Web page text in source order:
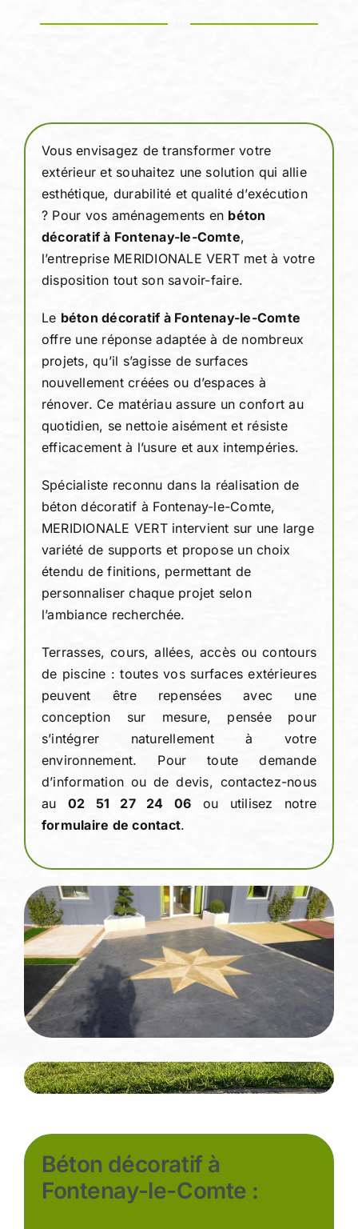
Vous envisagez de transformer votre
extérieur et souhaitez une solution qui allie
esthétique, durabilité et qualité d’exécution
? Pour vos aménagements en béton
décoratif à Fontenay-le-Comte,
l’entreprise MERIDIONALE VERT met à votre
disposition tout son savoir-faire.
Le béton décoratif à Fontenay-le-Comte
offre une réponse adaptée à de nombreux
projets, qu’il s’agisse de surfaces
nouvellement créées ou d’espaces à
rénover. Ce matériau assure un confort au
quotidien, se nettoie aisément et résiste
efficacement à l’usure et aux intempéries.
Spécialiste reconnu dans la réalisation de
béton décoratif à Fontenay-le-Comte,
MERIDIONALE VERT intervient sur une large
variété de supports et propose un choix
étendu de finitions, permettant de
personnaliser chaque projet selon
l’ambiance recherchée.
Terrasses, cours, allées, accès ou contours
de piscine : toutes vos surfaces extérieures
peuvent être repensées avec une
conception sur mesure, pensée pour
s’intégrer naturellement à votre
environnement. Pour toute demande
d’information ou de devis, contactez-nous
au 02 51 27 24 06 ou utilisez notre
formulaire de contact.
Béton décoratif à
Fontenay-le-Comte :